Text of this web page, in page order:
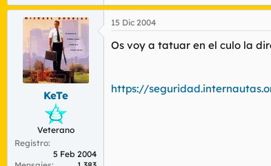
KeTe
Veterano
Registro
5 Feb 2004
15 Dic 2004
Os voy a tatuar en el culo la
https://